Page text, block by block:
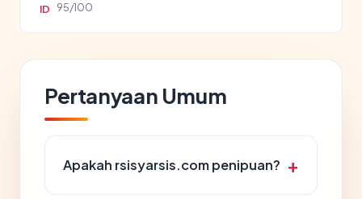
ID 95/100
Pertanyaan Umum
Apakah rsisyarsis.com penipuan?